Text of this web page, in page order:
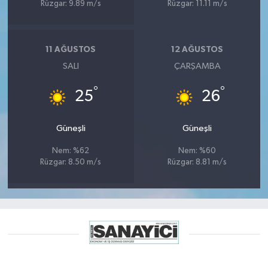
Rüzgar: 9.89 m/s Rüzgar: 11.11 m/s
11 AĞUSTOS
SALI
25°
Güneşli
Nem: %62
Rüzgar: 8.50 m/s
12 AĞUSTOS
ÇARŞAMBA
26°
Güneşli
Nem: %60
Rüzgar: 8.81 m/s